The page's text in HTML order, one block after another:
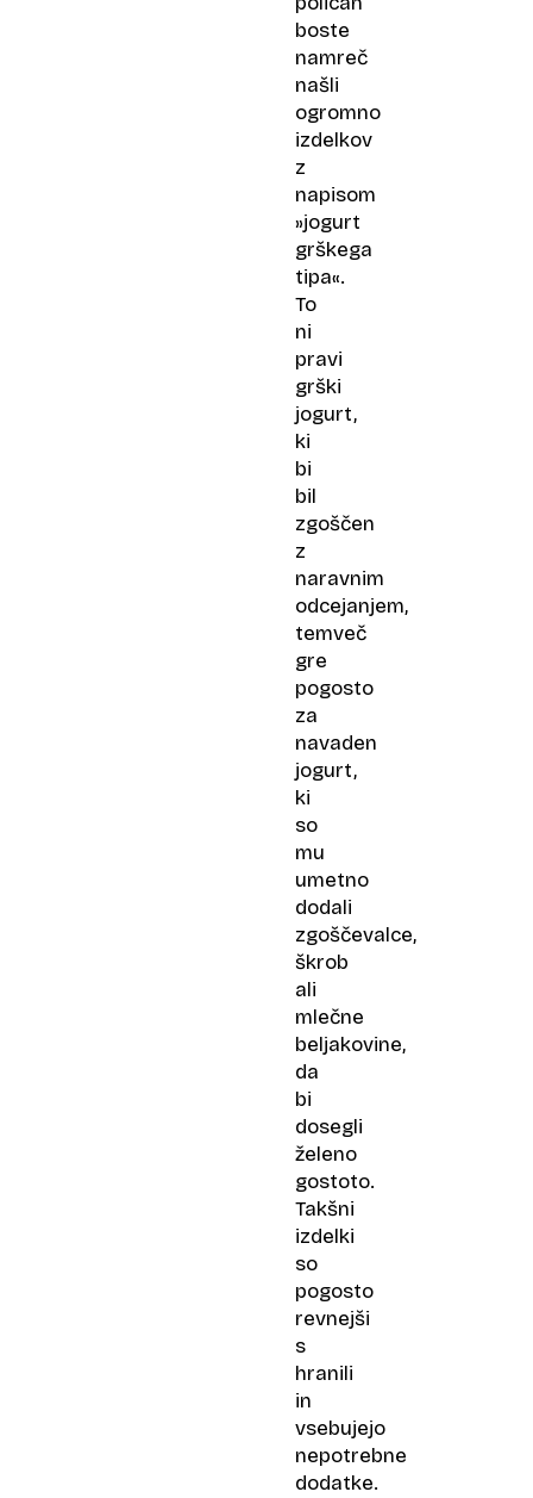
boste
namreč
našli
ogromno
izdelkov
z
napisom
»jogurt
grškega
tipa«.
To
ni
pravi
grški
jogurt,
ki
bi
bil
zgoščen
z
naravnim
odcejanjem,
temveč
gre
pogosto
za
navaden
jogurt,
ki
so
mu
umetno
dodali
zgoščevalce,
škrob
ali
mlečne
beljakovine,
da
bi
dosegli
želeno
gostoto.
Takšni
izdelki
so
pogosto
revnejši
s
hranili
in
vsebujejo
nepotrebne
dodatke.